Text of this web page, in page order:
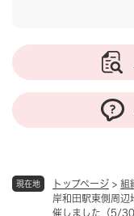
現在地 トップページ > 組
岸和田駅東側周辺
催しました（5/30